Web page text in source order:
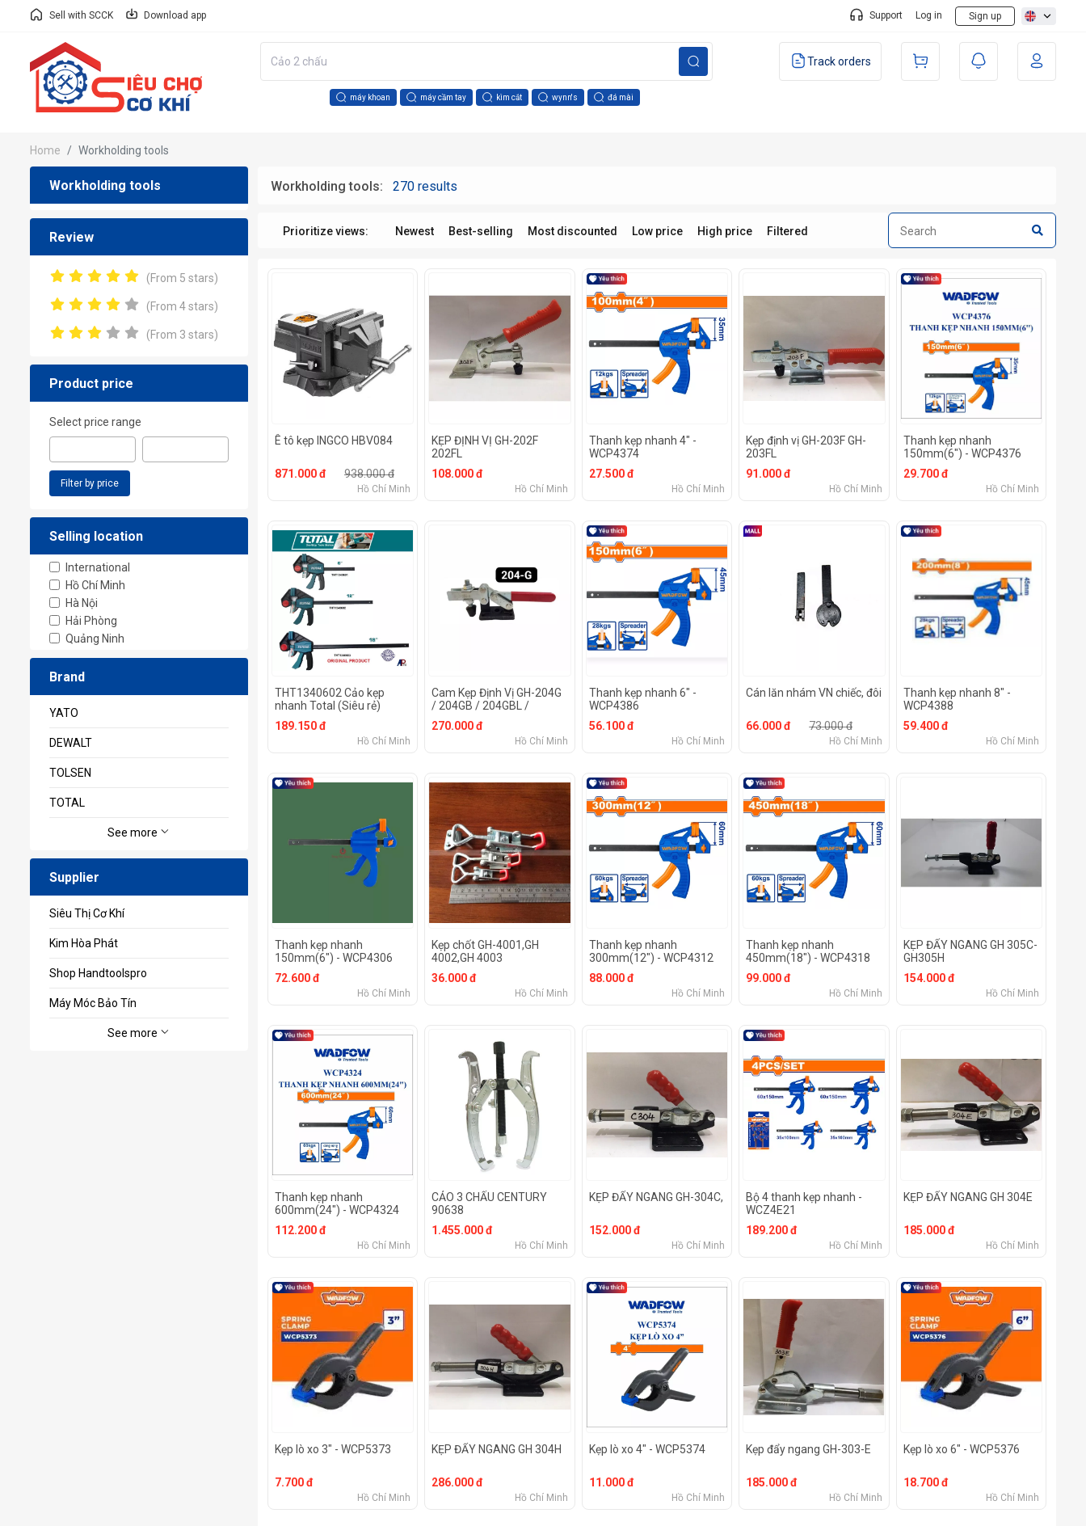
Sell with SCCK Download app Support Log in Sign up
máy khoan máy cầm tay kìm cắt wynn's đá mài
Track orders
Home Workholding tools
Workholding tools
Review
(From 5 stars)
(From 4 stars)
(From 3 stars)
Product price
Select price range
Filter by price
Selling location
International
Hồ Chí Minh
Hà Nội
Hải Phòng
Quảng Ninh
Brand
YATO
DEWALT
TOLSEN
TOTAL
See more
Supplier
Siêu Thị Cơ Khí
Kim Hòa Phát
Shop Handtoolspro
Máy Móc Bảo Tín
See more
Workholding tools: 270 results
Prioritize views: Newest Best-selling Most discounted Low price High price Filtered
Ê tô kẹp INGCO HBV084
871.000 đ 938.000 đ
Hồ Chí Minh
KẸP ĐỊNH VỊ GH-202F
202FL
108.000 đ
Hồ Chí Minh
Thanh kẹp nhanh 4" -
WCP4374
27.500 đ
Hồ Chí Minh
Kẹp định vị GH-203F GH-
203FL
91.000 đ
Hồ Chí Minh
Thanh kẹp nhanh
150mm(6") - WCP4376
29.700 đ
Hồ Chí Minh
THT1340602 Cảo kẹp
nhanh Total (Siêu rẻ)
[chính hãng]
189.150 đ
Hồ Chí Minh
Cam Kẹp Định Vị GH-204G
/ 204GB / 204GBL /
204GBLH
270.000 đ
Hồ Chí Minh
Thanh kẹp nhanh 6" -
WCP4386
56.100 đ
Hồ Chí Minh
Cán lăn nhám VN chiếc, đôi
66.000 đ 73.000 đ
Hồ Chí Minh
Thanh kẹp nhanh 8" -
WCP4388
59.400 đ
Hồ Chí Minh
Thanh kẹp nhanh
150mm(6") - WCP4306
72.600 đ
Hồ Chí Minh
Kẹp chốt GH-4001,GH
4002,GH 4003
36.000 đ
Hồ Chí Minh
Thanh kẹp nhanh
300mm(12") - WCP4312
88.000 đ
Hồ Chí Minh
Thanh kẹp nhanh
450mm(18") - WCP4318
99.000 đ
Hồ Chí Minh
KẸP ĐẨY NGANG GH 305C-
GH305H
154.000 đ
Hồ Chí Minh
Thanh kẹp nhanh
600mm(24") - WCP4324
112.200 đ
Hồ Chí Minh
CẢO 3 CHẤU CENTURY
90638
1.455.000 đ
Hồ Chí Minh
KẸP ĐẨY NGANG GH-304C,
152.000 đ
Hồ Chí Minh
Bộ 4 thanh kẹp nhanh -
WCZ4E21
189.200 đ
Hồ Chí Minh
KẸP ĐẨY NGANG GH 304E
185.000 đ
Hồ Chí Minh
Kẹp lò xo 3" - WCP5373
7.700 đ
Hồ Chí Minh
KẸP ĐẨY NGANG GH 304H
286.000 đ
Hồ Chí Minh
Kẹp lò xo 4" - WCP5374
11.000 đ
Hồ Chí Minh
Kẹp đẩy ngang GH-303-E
185.000 đ
Hồ Chí Minh
Kẹp lò xo 6" - WCP5376
18.700 đ
Hồ Chí Minh